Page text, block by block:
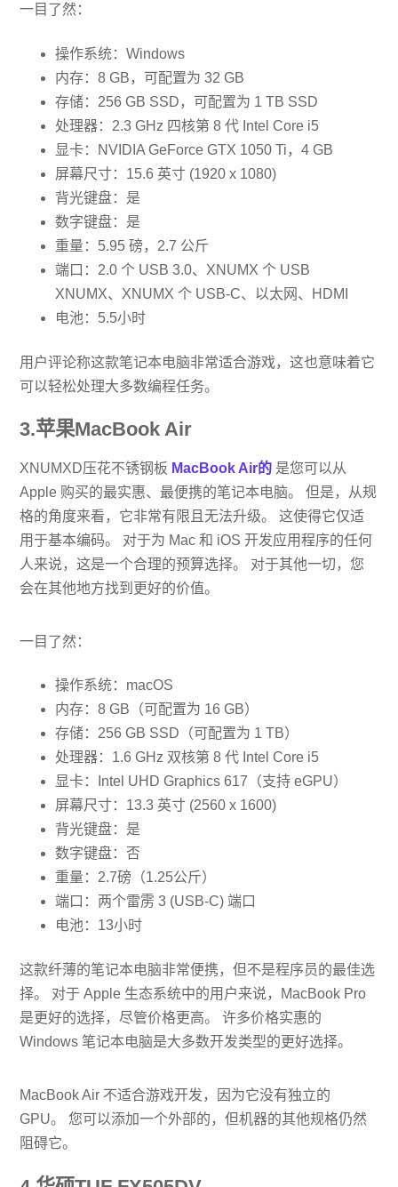
一目了然：
操作系统：Windows
内存：8 GB，可配置为 32 GB
存储：256 GB SSD，可配置为 1 TB SSD
处理器：2.3 GHz 四核第 8 代 Intel Core i5
显卡：NVIDIA GeForce GTX 1050 Ti，4 GB
屏幕尺寸：15.6 英寸 (1920 x 1080)
背光键盘：是
数字键盘：是
重量：5.95 磅，2.7 公斤
端口：2.0 个 USB 3.0、XNUMX 个 USB
XNUMX、XNUMX 个 USB-C、以太网、HDMI
电池：5.5小时
用户评论称这款笔记本电脑非常适合游戏，这也意味着它
可以轻松处理大多数编程任务。
3.苹果MacBook Air
XNUMXD压花不锈钢板 MacBook Air的 是您可以从
Apple 购买的最实惠、最便携的笔记本电脑。 但是，从规
格的角度来看，它非常有限且无法升级。 这使得它仅适
用于基本编码。 对于为 Mac 和 iOS 开发应用程序的任何
人来说，这是一个合理的预算选择。 对于其他一切，您
会在其他地方找到更好的价值。
一目了然：
操作系统：macOS
内存：8 GB（可配置为 16 GB）
存储：256 GB SSD（可配置为 1 TB）
处理器：1.6 GHz 双核第 8 代 Intel Core i5
显卡：Intel UHD Graphics 617（支持 eGPU）
屏幕尺寸：13.3 英寸 (2560 x 1600)
背光键盘：是
数字键盘：否
重量：2.7磅（1.25公斤）
端口：两个雷雳 3 (USB-C) 端口
电池：13小时
这款纤薄的笔记本电脑非常便携，但不是程序员的最佳选
择。 对于 Apple 生态系统中的用户来说，MacBook Pro
是更好的选择，尽管价格更高。 许多价格实惠的
Windows 笔记本电脑是大多数开发类型的更好选择。
MacBook Air 不适合游戏开发，因为它没有独立的
GPU。 您可以添加一个外部的，但机器的其他规格仍然
阻碍它。